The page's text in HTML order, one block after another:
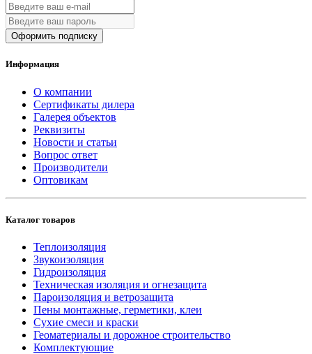
Оформить подписку
Информация
О компании
Сертификаты дилера
Галерея объектов
Реквизиты
Новости и статьи
Вопрос ответ
Производители
Оптовикам
Каталог товаров
Теплоизоляция
Звукоизоляция
Гидроизоляция
Техническая изоляция и огнезащита
Пароизоляция и ветрозащита
Пены монтажные, герметики, клеи
Сухие смеси и краски
Геоматериалы и дорожное строительство
Комплектующие